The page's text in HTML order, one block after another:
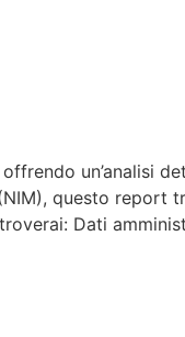
un’analisi
questo report
Dati